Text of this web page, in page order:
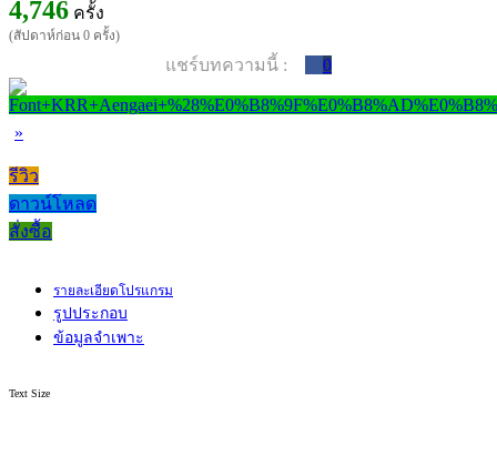
4,746 ครั้ง
(สัปดาห์ก่อน 0 ครั้ง)
แชร์บทความนี้ : 0
»
รีวิว
ดาวน์โหลด
สั่งซื้อ
รายละเอียดโปรแกรม
รูปประกอบ
ข้อมูลจำเพาะ
Text Size